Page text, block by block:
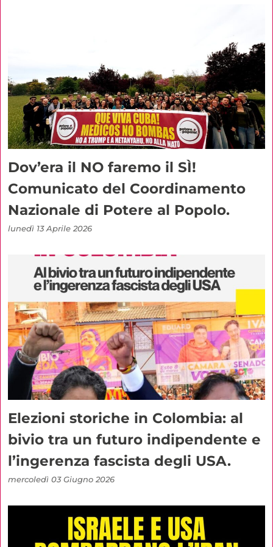
Dov’era il NO faremo il SÌ!
Comunicato del Coordinamento
Nazionale di Potere al Popolo.
lunedì 13 Aprile 2026
Elezioni storiche in Colombia: al
bivio tra un futuro indipendente e
l’ingerenza fascista degli USA.
mercoledì 03 Giugno 2026